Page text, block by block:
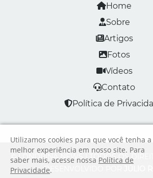
Home
Sobre
Artigos
Fotos
Vídeos
Contato
Política de
© LONDRINA NEWS | TODOS OS
DESENVOLVIDO POR
Utilizamos cookies para que você tenha a
melhor experiência em nosso site. Para
saber mais, acesse nossa Política de
Privacidade.